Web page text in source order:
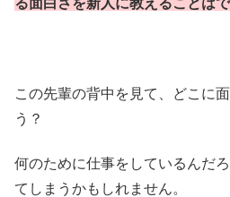
この先輩の背中を見て、どこに
う？
何のために仕事をしているんだ
てしまうかもしれません。